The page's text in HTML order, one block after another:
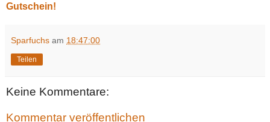
Gutschein!
Sparfuchs am 18:47:00
Teilen
Keine Kommentare:
Kommentar veröffentlichen